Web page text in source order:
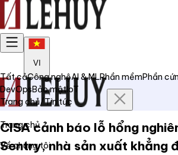
VI
Trang chủ
Về chúng tôi
Tất cảCông nghệAI & MLPhần mềmPhần
DevOpsBảo mậtIoT
Trang chủ/Tin tức
CISA cảnh báo lỗ hổng
Sentry, nhà sản xuất khẳng